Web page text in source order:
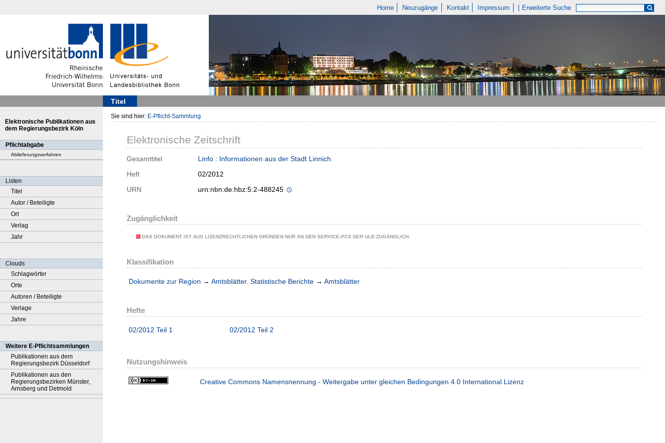
Home Neuzugänge Kontakt Impressum Erweiterte Suche
Titel
Elektronische Publikationen aus
dem Regierungsbezirk Köln
Pflichtabgabe
Ablieferungsverfahren
Listen
Titel
Autor / Beteiligte
Ort
Verlag
Jahr
Clouds
Schlagwörter
Orte
Autoren / Beteiligte
Verlage
Jahre
Weitere E-Pflichtsammlungen
Publikationen aus dem
Regierungsbezirk Düsseldorf
Publikationen aus den
Regierungsbezirken Münster,
Arnsberg und Detmold
Sie sind hier: E-Pflicht-Sammlung
Elektronische Zeitschrift
Gesamttitel
Linfo : Informationen aus der Stadt Linnich
Heft
02/2012
URN
urn:nbn:de:hbz:5:2-488245
Zugänglichkeit
DAS DOKUMENT IST AUS LIZENZRECHTLICHEN GRÜNDEN NUR AN DEN SERVICE-PCS DER ULB ZUGÄNGLICH.
Klassifikation
Dokumente zur Region → Amtsblätter. Statistische Berichte → Amtsblätter
Hefte
02/2012 Teil 1 02/2012 Teil 2
Nutzungshinweis
Creative Commons Namensnennung - Weitergabe unter gleichen Bedingungen 4.0 International Lizenz